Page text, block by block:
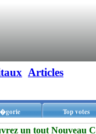
Articles
Top votes
un tout Nouveau